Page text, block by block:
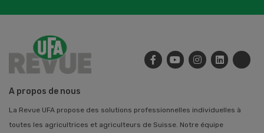
A propos de nous
La Revue UFA propose des solutions professionnelles individuelles à
toutes les agricultrices et agriculteurs de Suisse. Notre équipe